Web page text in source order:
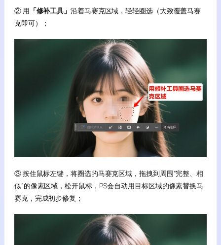
② 用 「修补工具」沿着马赛克区域，轻轻圈选（大致覆盖马赛
克即可）；
③ 按住鼠标左键，将圈选的马赛克区域，拖拽到周围“完整、相
似”的像素区域，松开鼠标，PS会自动用目标区域的像素替换马
赛克，完成初步修复；